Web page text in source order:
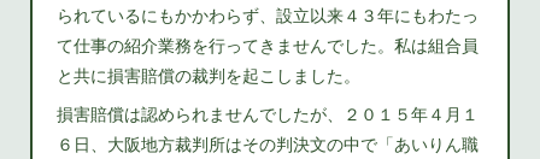
られているにもかかわらず、設立以来４３年にもわたっ
て仕事の紹介業務を行ってきませんでした。私は組合員
と共に損害賠償の裁判を起こしました。
損害賠償は認められませんでしたが、２０１５年４月１
６日、大阪地方裁判所はその判決文の中で「あいりん職